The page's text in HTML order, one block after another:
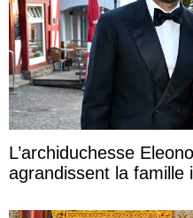
L’archiduchesse
agrandissent la famille